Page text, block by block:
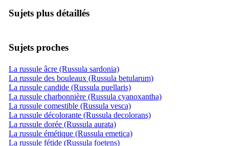
Sujets plus détaillés
Sujets proches
La russule âcre (Russula sardonia)
La russule des bouleaux (Russula betularum)
La russule candide (Russula puellaris)
La russule charbonnière (Russula cyanoxantha)
La russule comestible (Russula vesca)
La russule décolorante (Russula decolorans)
La russule dorée (Russula aurata)
La russule émétique (Russula emetica)
La russule fétide (Russula foetens)